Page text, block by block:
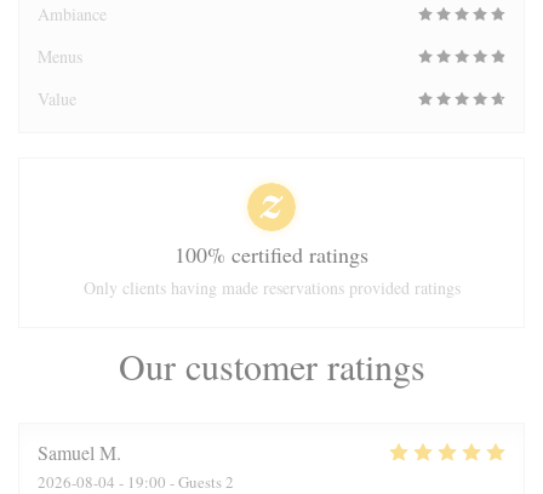
Our customer ratings
Samuel M
2026-08-04 - 19:00 - Guests 2
Ambiance
Menus
Value
100% certified ratings
Only clients having made reservations provided ratings